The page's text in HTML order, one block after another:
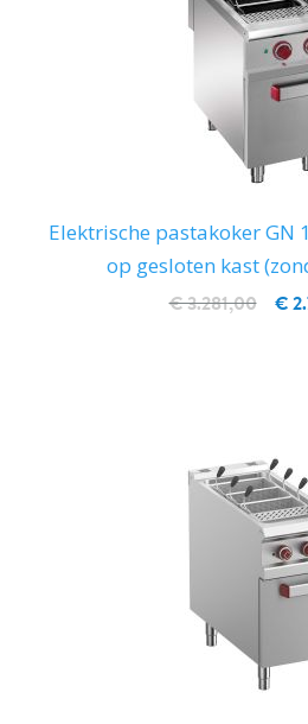
Elektrische pastakoker GN
op gesloten kast
€
€ 3.281,00